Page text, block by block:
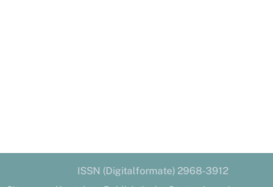
ISSN (Digitalformate) 2968-3912